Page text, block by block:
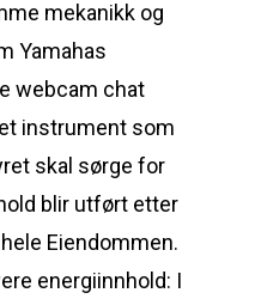
mekanikk og
Yamahas
webcam chat
instrument som
skal sørge for
blir utført etter
Eiendommen.
energiinnhold: I